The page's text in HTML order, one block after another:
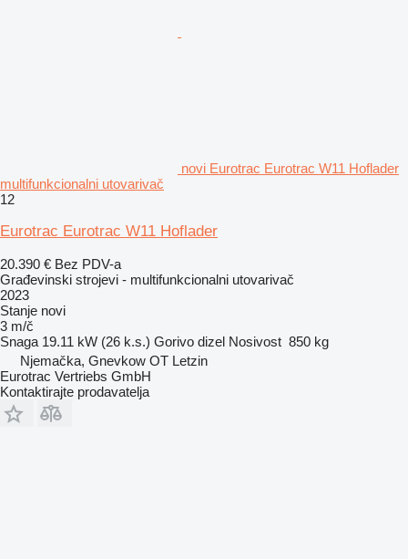
novi Eurotrac Eurotrac W11 Hoflader
multifunkcionalni utovarivač
12
Eurotrac Eurotrac W11 Hoflader
20.390 € Bez PDV-a
Građevinski strojevi - multifunkcionalni utovarivač
2023
Stanje novi
3 m/č
Snaga 19.11 kW (26 k.s.) Gorivo dizel Nosivost 850 kg
Njemačka, Gnevkow OT Letzin
Eurotrac Vertriebs GmbH
Kontaktirajte prodavatelja